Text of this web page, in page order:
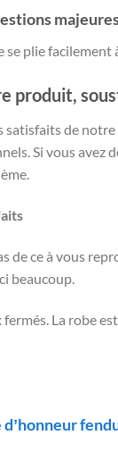
plie facilement
produit,
de
Si vous avez
de ce à vous
beaucoup.
La robe